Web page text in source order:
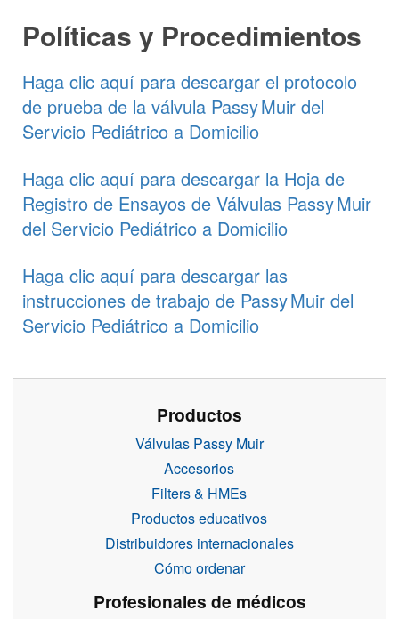
Políticas y Procedimientos
Haga clic aquí para descargar el protocolo
de prueba de la válvula Passy Muir del
Servicio Pediátrico a Domicilio
Haga clic aquí para descargar la Hoja de
Registro de Ensayos de Válvulas Passy Muir
del Servicio Pediátrico a Domicilio
Haga clic aquí para descargar las
instrucciones de trabajo de Passy Muir del
Servicio Pediátrico a Domicilio
Productos
Válvulas Passy Muir
Accesorios
Filters & HMEs
Productos educativos
Distribuidores internacionales
Cómo ordenar
Profesionales de médicos